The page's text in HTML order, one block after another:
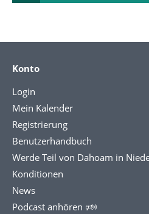
Konto
Login
Mein Kalender
Registrierung
Benutzerhandbuch
Werde Teil von Dahoam in
Konditionen
News
Podcast anhören 🕬